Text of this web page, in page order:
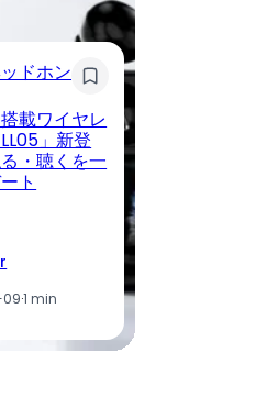
ドホン
載ワイヤレ
」新登
・聴くを一
ト
·1 min